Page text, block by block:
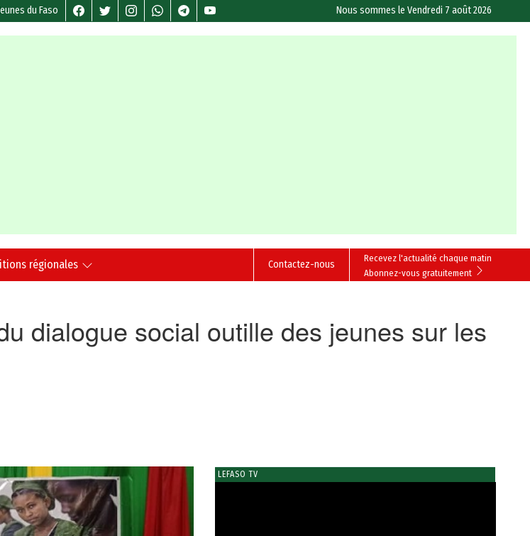
du Faso Nous sommes leVendredi 7 août 2026
régionales
Recevez l'actualité chaque matin
Abonnez-vous gratuitement
Contactez-nous
dialogue social outille des jeunes sur les
LEFASO TV